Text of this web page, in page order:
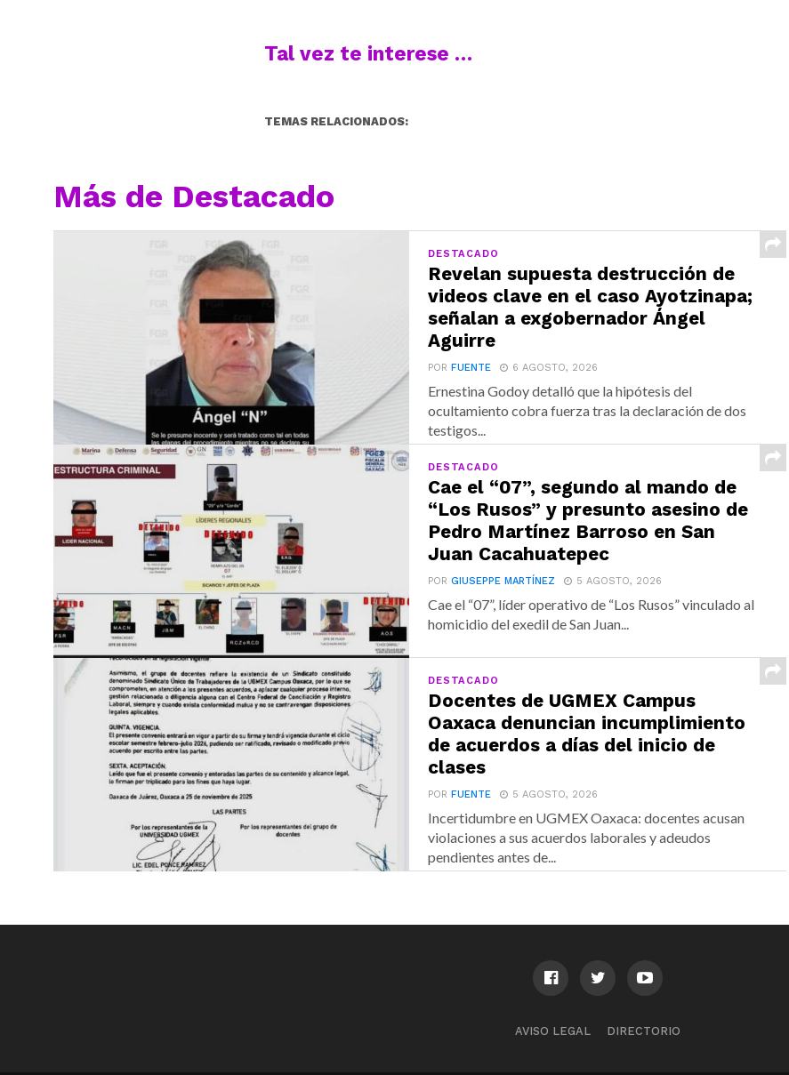
Tal vez te interese …
TEMAS RELACIONADOS:
Más de Destacado
DESTACADO
Revelan supuesta destrucción de
videos clave en el caso Ayotzinapa;
señalan a exgobernador Ángel
Aguirre
PORFUENTE 6 AGOSTO, 2026
Ernestina Godoy detalló que la hipótesis del
ocultamiento cobra fuerza tras la declaración de dos
testigos...
DESTACADO
Cae el “07”, segundo al mando de
“Los Rusos” y presunto asesino de
Pedro Martínez Barroso en San
Juan Cacahuatepec
PORGIUSEPPE MARTÍNEZ 5 AGOSTO, 2026
Cae el “07”, líder operativo de “Los Rusos” vinculado al
homicidio del exedil de San Juan...
DESTACADO
Docentes de UGMEX Campus
Oaxaca denuncian incumplimiento
de acuerdos a días del inicio de
clases
PORFUENTE 5 AGOSTO, 2026
Incertidumbre en UGMEX Oaxaca: docentes acusan
violaciones a sus acuerdos laborales y adeudos
pendientes antes de...
AVISO LEGAL DIRECTORIO